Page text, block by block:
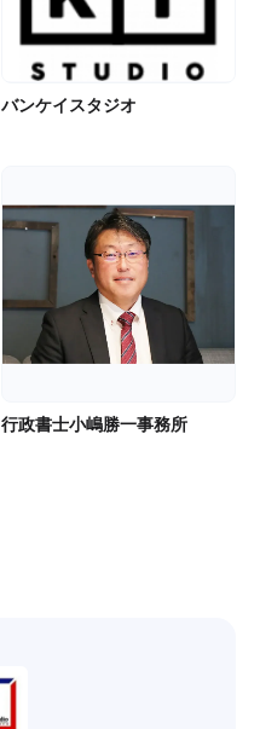
バンケイスタジオ
行政書士小嶋勝一事務所